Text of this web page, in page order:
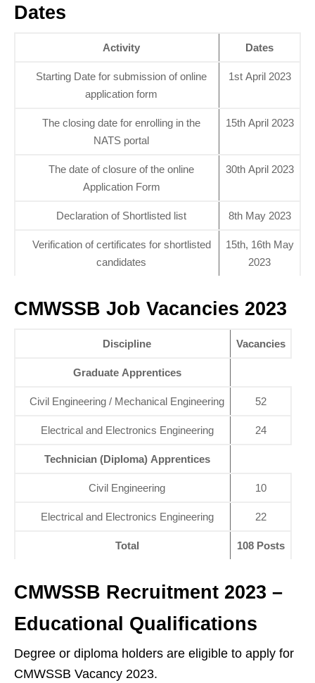
Dates
Activity Dates
Starting Date for submission of online
application form
1st April 2023
The closing date for enrolling in the
NATS portal
15th April 2023
The date of closure of the online
Application Form
30th April 2023
Declaration of Shortlisted list 8th May 2023
Verification of certificates for shortlisted
candidates
15th, 16th May
2023
CMWSSB Job Vacancies 2023
Discipline Vacancies
Graduate Apprentices
Civil Engineering / Mechanical Engineering 52
Electrical and Electronics Engineering 24
Technician (Diploma) Apprentices
Civil Engineering 10
Electrical and Electronics Engineering 22
Total 108 Posts
CMWSSB Recruitment 2023 –
Educational Qualifications
Degree or diploma holders are eligible to apply for
CMWSSB Vacancy 2023.